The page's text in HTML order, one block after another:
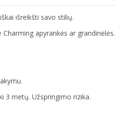
išreikšti savo stilių.
apyrankės ar grandinėlės.
3 metų. Užspringimo rizika.